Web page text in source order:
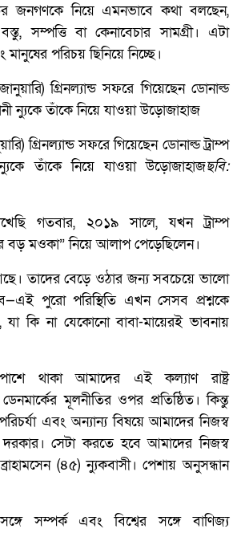
জনগণকে নিয়ে এমনভাবে কথা বলছেন,
সম্পত্তি বা কেনাবেচার সামগ্রী। এটা
পরিচয় ছিনিয়ে নিচ্ছে।
গ্রিনল্যান্ড সফরে গিয়েছেন ডোনাল্ড ট্রাম্প
তাঁকে নিয়ে যাওয়া উড়োজাহাজছবি:
গতবার, ২০১৯ সালে, যখন ট্রাম্প
বড় মওকা” নিয়ে আলাপ পেড়েছিলেন।
তাদের বেড়ে ওঠার জন্য সবচেয়ে ভালো
পুরো পরিস্থিতি এখন সেসব প্রশ্নকে
কি না যেকোনো বাবা-মায়েরই ভাবনায়
থাকা আমাদের এই কল্যাণ রাষ্ট্র
মূলনীতির ওপর প্রতিষ্ঠিত। কিন্তু
এবং অন্যান্য বিষয়ে আমাদের নিজস্ব
সেটা করতে হবে আমাদের নিজস্ব
(৪৫) ন্যুকবাসী। পেশায় অনুসন্ধান
সম্পর্ক এবং বিশ্বের সঙ্গে বাণিজ্য